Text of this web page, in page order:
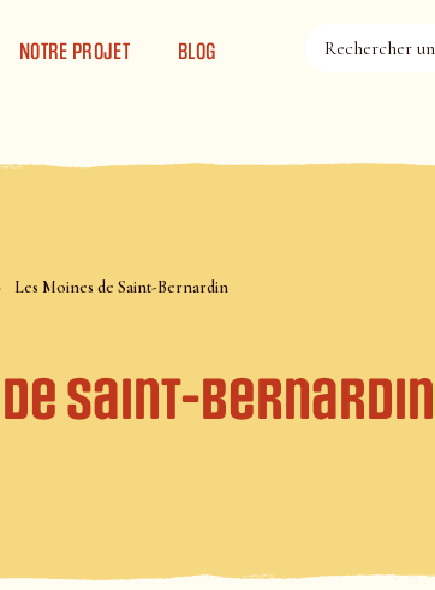
NOTRE PROJET BLOG
Les Moines de Saint-Bernardin
de Saint-Bernardin